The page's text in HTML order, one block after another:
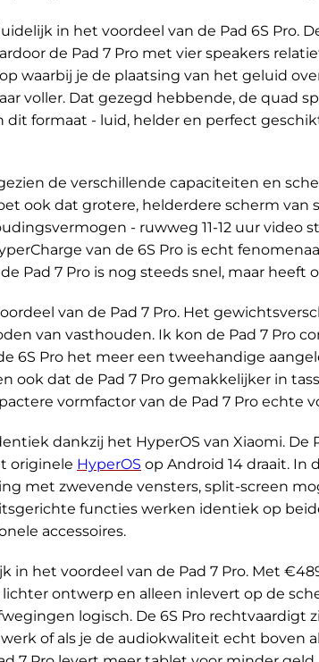
in het voordeel van de Pad 6S Pro.
de Pad 7 Pro met vier speakers
waarbij je de plaatsing van het geluid
voller. Dat gezegd hebbende, de quad
formaat - luid, helder en perfect
de verschillende capaciteiten en
ook dat grotere, helderdere scherm
- ruwweg 11-12 uur video
van de 6S Pro is echt
Pad 7 Pro is nog steeds snel, maar
van de Pad 7 Pro. Het
van vasthouden. Ik kon de Pad 7 Pro
6S Pro het meer een tweehandige
ook dat de Pad 7 Pro gemakkelijker in
vormfactor van de Pad 7 Pro echte
dankzij het HyperOS van Xiaomi. De
originele HyperOS op Android 14 draait. In
met zwevende vensters, split-screen
functies werken identiek op
accessoires.
in het voordeel van de Pad 7 Pro. Met
ontwerp en alleen inlevert op de
logisch. De 6S Pro rechtvaardigt
of als je de audiokwaliteit echt boven